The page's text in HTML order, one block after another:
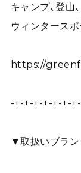
キャンプ、登山
ウィンタース
https://
-+-+-+-+-+-+-
▼取扱いブラン